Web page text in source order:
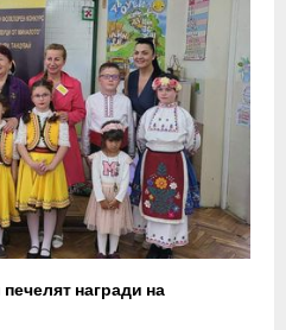
награди на